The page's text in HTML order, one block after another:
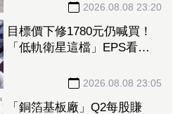
2026.08.08 23:20
目標價下修1780元仍喊買！
「低軌衛星這檔」EPS看至
2026.08.08 23:05
「銅箔基板廠」Q2每股賺